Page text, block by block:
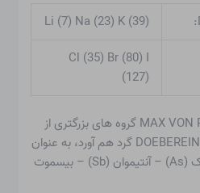
Li (7) Na (23) K (39)
Cl (35) Br (80) I
(127)
در سال 1850 MAX VON PETTENKOFER گروه های بزرگتری از
عناصر شیمیایی را نسبت به DOEBEREINER گرد هم آورد، به عنوان
مثال. ب. نیتروژن (N) – آرسنیک (As) – آنتیموان (Sb) – بیسموت